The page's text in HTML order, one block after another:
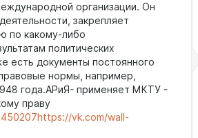
организации. Он
закрепляет
по какому-либо
политических
есть документы постоянного
нормы, например,
года.АРиЯ- применяет МКТУ -
праву
https://vk.com/wall-